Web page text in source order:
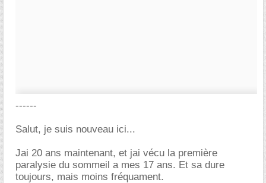
------
Salut, je suis nouveau ici...
Jai 20 ans maintenant, et jai vécu la première
paralysie du sommeil a mes 17 ans. Et sa dure
toujours, mais moins fréquament.